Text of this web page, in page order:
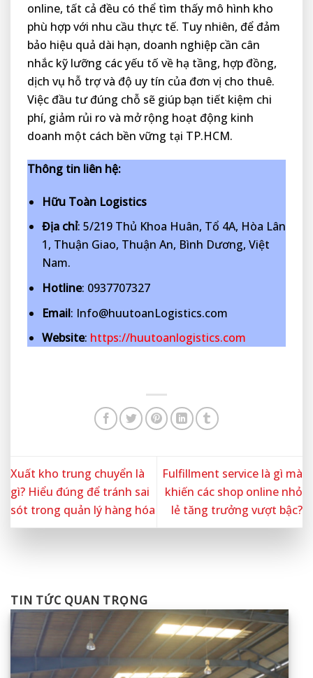
online, tất cả đều có thể tìm thấy mô hình kho
phù hợp với nhu cầu thực tế. Tuy nhiên, để đảm
bảo hiệu quả dài hạn, doanh nghiệp cần cân
nhắc kỹ lưỡng các yếu tố về hạ tầng, hợp đồng,
dịch vụ hỗ trợ và độ uy tín của đơn vị cho thuê.
Việc đầu tư đúng chỗ sẽ giúp bạn tiết kiệm chi
phí, giảm rủi ro và mở rộng hoạt động kinh
doanh một cách bền vững tại TP.HCM.
Thông tin liên hệ:
Hữu Toàn Logistics
Địa chỉ: 5/219 Thủ Khoa Huân, Tổ 4A, Hòa Lân
1, Thuận Giao, Thuận An, Bình Dương, Việt
Nam.
Hotline: 0937707327
Email: Info@huutoanLogistics.com
Website: https://huutoanlogistics.com
Xuất kho trung chuyển là
gì? Hiểu đúng để tránh sai
sót trong quản lý hàng hóa
Fulfillment service là gì mà
khiến các shop online nhỏ
lẻ tăng trưởng vượt bậc?
TIN TỨC QUAN TRỌNG